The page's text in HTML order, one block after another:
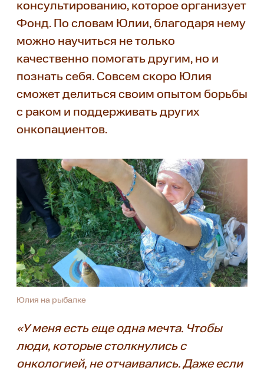
консультированию, которое организует
Фонд. По словам Юлии, благодаря нему
можно научиться не только
качественно помогать другим, но и
познать себя. Совсем скоро Юлия
сможет делиться своим опытом борьбы
с раком и поддерживать других
онкопациентов.
Юлия на рыбалке
«У меня есть еще одна мечта. Чтобы
люди, которые столкнулись с
онкологией, не отчаивались. Даже если